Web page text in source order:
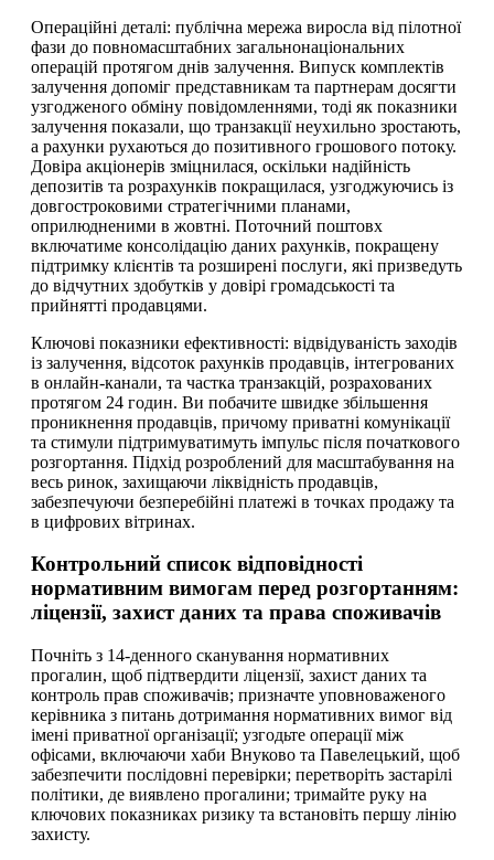
Операційні деталі: публічна мережа виросла від пілотної
фази до повномасштабних загальнонаціональних
операцій протягом днів залучення. Випуск комплектів
залучення допоміг представникам та партнерам досягти
узгодженого обміну повідомленнями, тоді як показники
залучення показали, що транзакції неухильно зростають,
а рахунки рухаються до позитивного грошового потоку.
Довіра акціонерів зміцнилася, оскільки надійність
депозитів та розрахунків покращилася, узгоджуючись із
довгостроковими стратегічними планами,
оприлюдненими в жовтні. Поточний поштовх
включатиме консолідацію даних рахунків, покращену
підтримку клієнтів та розширені послуги, які призведуть
до відчутних здобутків у довірі громадськості та
прийнятті продавцями.
Ключові показники ефективності: відвідуваність заходів
із залучення, відсоток рахунків продавців, інтегрованих
в онлайн-канали, та частка транзакцій, розрахованих
протягом 24 годин. Ви побачите швидке збільшення
проникнення продавців, причому приватні комунікації
та стимули підтримуватимуть імпульс після початкового
розгортання. Підхід розроблений для масштабування на
весь ринок, захищаючи ліквідність продавців,
забезпечуючи безперебійні платежі в точках продажу та
в цифрових вітринах.
Контрольний список відповідності
нормативним вимогам перед розгортанням:
ліцензії, захист даних та права споживачів
Почніть з 14-денного сканування нормативних
прогалин, щоб підтвердити ліцензії, захист даних та
контроль прав споживачів; призначте уповноваженого
керівника з питань дотримання нормативних вимог від
імені приватної організації; узгодьте операції між
офісами, включаючи хаби Внуково та Павелецький, щоб
забезпечити послідовні перевірки; перетворіть застарілі
політики, де виявлено прогалини; тримайте руку на
ключових показниках ризику та встановіть першу лінію
захисту.